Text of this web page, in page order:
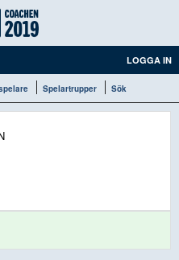
LOGGA IN
Spelartrupper Sök